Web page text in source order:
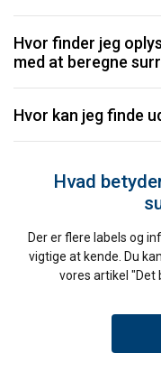
Hvor finder jeg
med at beregne
Hvor kan jeg finde
Hvad
Der er flere labels og
vigtige at kende. Du
vores artikel "Det